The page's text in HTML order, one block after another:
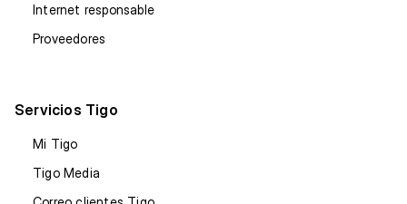
Internet responsable
Proveedores
Servicios Tigo
Mi Tigo
Tigo Media